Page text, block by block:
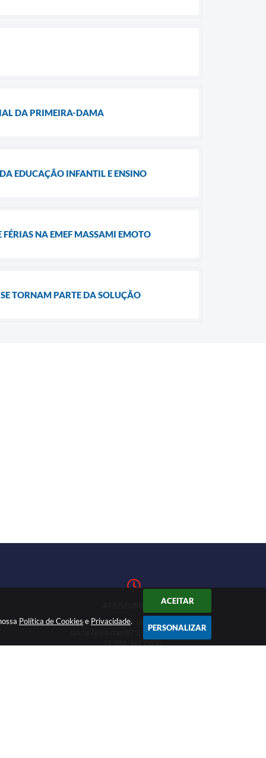
Política de Cookies e Privacidade.
ACEITAR
PERSONALIZAR
DA PRIMEIRA-DAMA
EDUCAÇÃO INFANTIL E ENSINO
NA EMEF MASSAMI EMOTO
TORNAM PARTE DA SOLUÇÃO
27
ATENDIMENTO
Atendimento de segunda-feira a
sexta-feira das 07:30h às 11h e das
12:30h às17:00h.